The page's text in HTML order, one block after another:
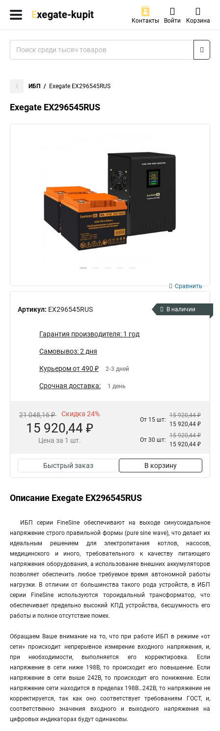
Контакты Войти Корзина
ИБП Exegate EX296545RUS
Exegate EX296545RUS
Артикул: EX296545RUS
Сравнить
В наличии
Гарантия производителя: 1 год
Самовывоз: 2 дня
Курьером от 490 ₽ 2-3 дней
Срочная доставка: 1 день
21 048,16 ₽ Скидка 24%
15 920,44 ₽
Цена за 1 шт.
От 15 шт:
15 920,44 ₽
15 920,44 ₽
От 30 шт:
15 920,44 ₽
15 920,44 ₽
Быстрый заказ В корзину
Описание Exegate EX296545RUS
ИБП серии FineSine обеспечивают на выходе синусоидальное
напряжение строго правильной формы (pure sine wave), что делает их
идеальным решением для электропитания котлов, насосов,
медицинского и иного, требовательного к качеству питающего
напряжения оборудования, а использование внешних аккумуляторов
позволяет обеспечить любое требуемое время автономной работы
нагрузки. В отличии от большинства такого рода устройств, в ИБП
серии FineSine используются тороидальный трансформатор, что
обеспечивает предельно высокий КПД устройства, бесшумность его
работы и полное отсутствие помех.
Обращаем Ваше внимание на то, что при работе ИБП в режиме «от
сети» происходит непрерывное измерение входного напряжения, и,
при необходимости, выполняется его корректировка. Если
напряжение в сети ниже 198В, то происходит его повышение. Если
напряжение в сети выше 242В, то происходит его понижение. Если
напряжение сети находится в пределах 198В…242В, то напряжение не
корректируется, так как оно соответствует требованиям ГОСТ, и,
соответственно значения входного и выходного напряжения на
цифровых индикаторах будут одинаковы.